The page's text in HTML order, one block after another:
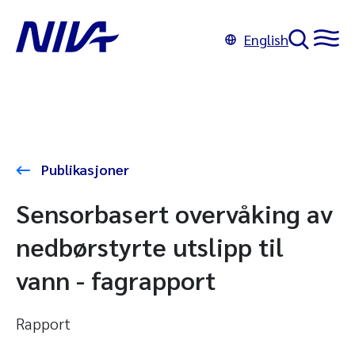
English
Publikasjoner
Sensorbasert overvåking av
nedbørstyrte utslipp til
vann - fagrapport
Rapport